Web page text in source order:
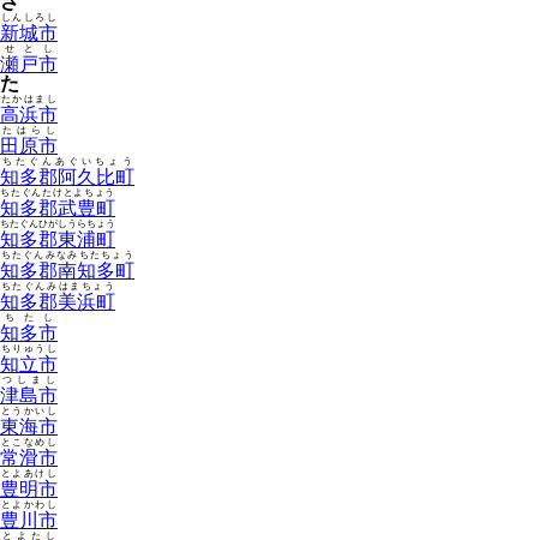
新城市
しんしろし
瀬戸市
せとし
た
高浜市
たかはまし
田原市
たはらし
知多郡阿久比町
ちたぐんあぐいちょう
知多郡武豊町
ちたぐんたけとよちょう
知多郡東浦町
ちたぐんひがしうらちょう
知多郡南知多町
ちたぐんみなみちたちょう
知多郡美浜町
ちたぐんみはまちょう
知多市
ちたし
知立市
ちりゅうし
津島市
つしまし
東海市
とうかいし
常滑市
とこなめし
豊明市
とよあけし
豊川市
とよかわし
とよたし